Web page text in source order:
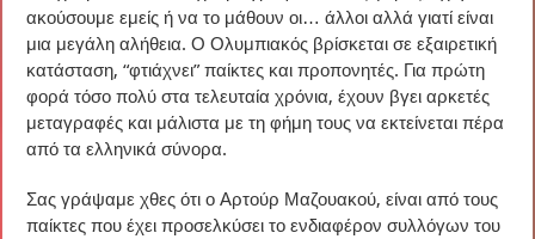
ακούσουμε εμείς ή να το μάθουν οι… άλλοι αλλά γιατί είναι
μια μεγάλη αλήθεια. Ο Ολυμπιακός βρίσκεται σε εξαιρετική
κατάσταση, “φτιάχνει” παίκτες και προπονητές. Για πρώτη
φορά τόσο πολύ στα τελευταία χρόνια, έχουν βγει αρκετές
μεταγραφές και μάλιστα με τη φήμη τους να εκτείνεται πέρα
από τα ελληνικά σύνορα.
Σας γράψαμε χθες ότι ο Αρτούρ Μαζουακού, είναι από τους
παίκτες που έχει προσελκύσει το ενδιαφέρον συλλόγων του